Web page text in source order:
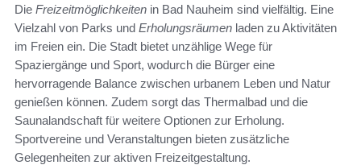
Die Freizeitmöglichkeiten in Bad Nauheim sind vielfältig. Eine
Vielzahl von Parks und Erholungsräumen laden zu Aktivitäten
im Freien ein. Die Stadt bietet unzählige Wege für
Spaziergänge und Sport, wodurch die Bürger eine
hervorragende Balance zwischen urbanem Leben und Natur
genießen können. Zudem sorgt das Thermalbad und die
Saunalandschaft für weitere Optionen zur Erholung.
Sportvereine und Veranstaltungen bieten zusätzliche
Gelegenheiten zur aktiven Freizeitgestaltung.